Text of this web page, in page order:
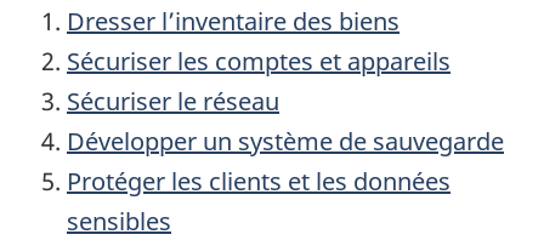
Dresser l’inventaire des biens
Sécuriser les comptes et appareils
Sécuriser le réseau
Développer un système de sauvegarde
Protéger les clients et les données
sensibles